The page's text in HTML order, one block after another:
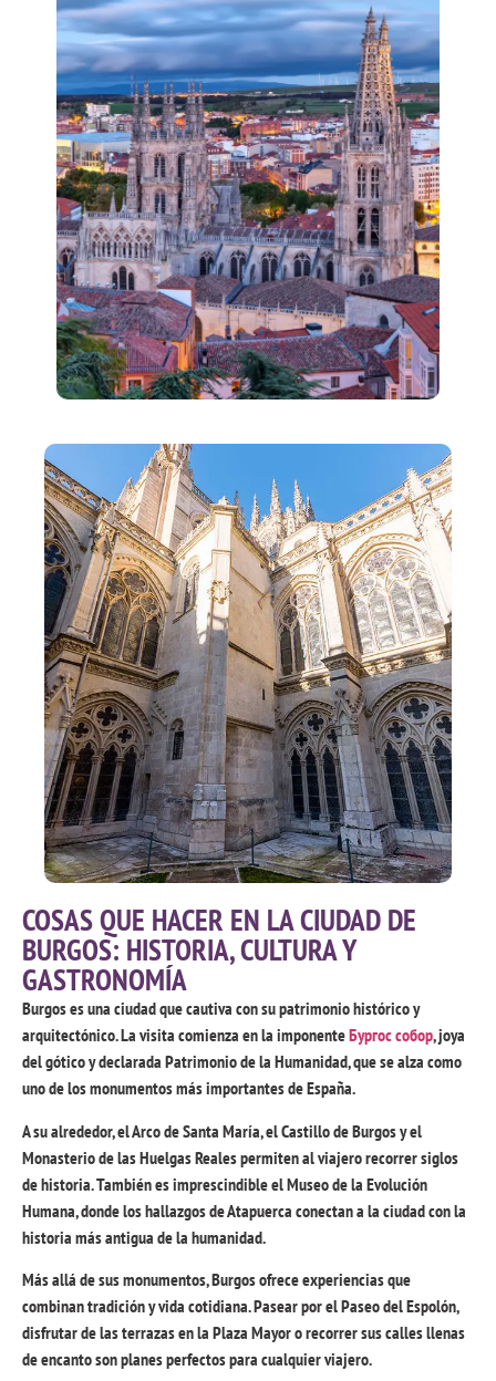
COSAS QUE HACER EN LA CIUDAD DE
BURGOS: HISTORIA,CULTURA Y
GASTRONOMÍA
Burgos es una ciudad que cautiva con su patrimonio histórico y
arquitectónico.La visita comienza en la imponenteБургос собор,joya
del gótico y declarada Patrimonio de la Humanidad,que se alza como
uno de los monumentos más importantes de España.
A su alrededor,el Arco de Santa María,el Castillo de Burgos y el
Monasterio de las Huelgas Reales permiten al viajero recorrer siglos
de historia.También es imprescindible el Museo de la Evolución
Humana,donde los hallazgos de Atapuerca conectan a la ciudad con la
historia más antigua de la humanidad.
Más allá de sus monumentos,Burgos ofrece experiencias que
combinan tradición y vida cotidiana.Pasear por el Paseo del Espolón,
disfrutar de las terrazas en la Plaza Mayor o recorrer sus calles llenas
de encanto son planes perfectos para cualquier viajero.